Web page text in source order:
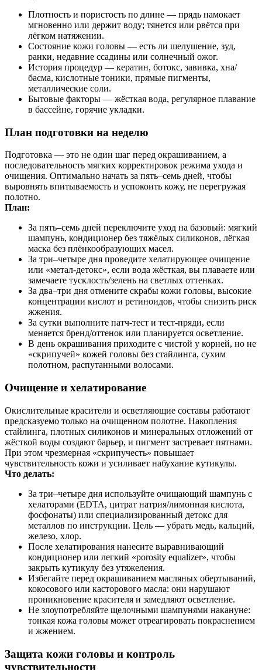
Плотность и пористость по длине — прядь намокает
мгновенно или держит воду; тянется или рвётся при
лёгком натяжении.
Состояние кожи головы — есть ли шелушение, зуд,
ранки, недавние ссадины или солнечный ожог.
История процедур — кератин, ботокс, завивка, хна/
басма, кислотные тоники, прямые пигменты,
металлические соли.
Бытовые факторы — жёсткая вода, регулярное плавание
в бассейне, горячие укладки.
План подготовки на неделю
Подготовка — это не один шаг перед окрашиванием, а
последовательность мягких корректировок режима ухода и
очищения. Оптимально начать за пять–семь дней, чтобы
выровнять впитываемость и успокоить кожу, не перегружая
полотно.
План:
За пять–семь дней переключите уход на базовый: мягкий
шампунь, кондиционер без тяжёлых силиконов, лёгкая
маска без плёнкообразующих масел.
За три–четыре дня проведите хелатирующее очищение
или «метал-детокс», если вода жёсткая, вы плаваете или
замечаете тусклость/зелень на светлых оттенках.
За два–три дня отмените скрабы кожи головы, высокие
концентрации кислот и ретиноидов, чтобы снизить риск
жжения.
За сутки выполните патч‑тест и тест‑пряди, если
меняется бренд/оттенок или планируется осветление.
В день окрашивания приходите с чистой у корней, но не
«скрипучей» кожей головы без стайлинга, сухим
полотном, распутанными волосами.
Очищение и хелатирование
Окислительные красители и осветляющие составы работают
предсказуемо только на очищенном полотне. Накопления
стайлинга, плотных силиконов и минеральных отложений от
жёсткой воды создают барьер, и пигмент застревает пятнами.
При этом чрезмерная «скрипучесть» повышает
чувствительность кожи и усиливает набухание кутикулы.
Что делать:
За три–четыре дня используйте очищающий шампунь с
хелаторами (EDTA, цитрат натрия/лимонная кислота,
фосфонаты) или специализированный детокс для
металлов по инструкции. Цель — убрать медь, кальций,
железо, хлор.
После хелатирования нанесите выравнивающий
кондиционер или легкий «porosity equalizer», чтобы
закрыть кутикулу без утяжеления.
Избегайте перед окрашиванием масляных обертываний,
кокосового или касторового масла: они нарушают
проникновение красителя и замедляют осветление.
Не злоупотребляйте щелочными шампунями накануне:
тонкая кожа головы может отреагировать покраснением
и жжением.
Защита кожи головы и контроль
чувствительности